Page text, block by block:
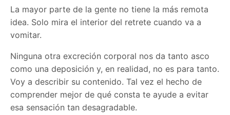
La mayor parte de la gente no tiene la más remota
idea. Solo mira el interior del retrete cuando va a
vomitar.
Ninguna otra excreción corporal nos da tanto asco
como una deposición y, en realidad, no es para tanto.
Voy a describir su contenido. Tal vez el hecho de
comprender mejor de qué consta te ayude a evitar
esa sensación tan desagradable.